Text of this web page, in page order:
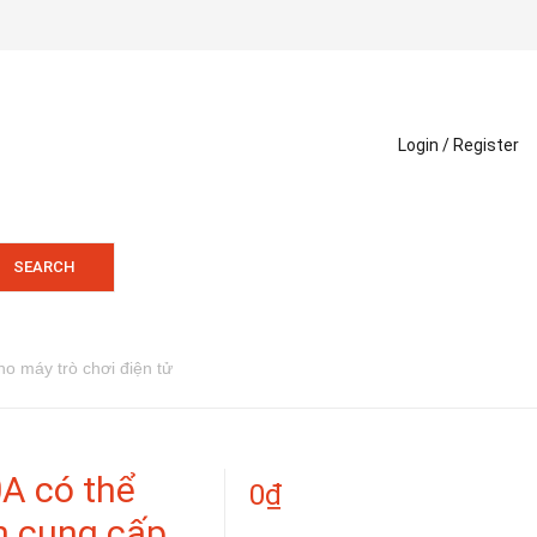
Login / Register
SEARCH
máy trò chơi điện tử
có thể
0₫